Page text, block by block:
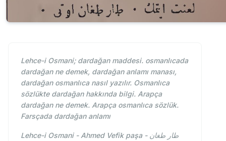
Lehce-i Osmani; dardağan maddesi. osmanlıcada
dardağan ne demek, dardağan anlamı manası,
dardağan osmanlıca nasıl yazılır. Osmanlıca
sözlükte dardağan hakkında bilgi. Arapça
dardağan ne demek. Arapça osmanlıca sözlük.
Farsçada dardağan anlamı
Lehce-i Osmani - Ahmed Vefik paşa - طار طغان